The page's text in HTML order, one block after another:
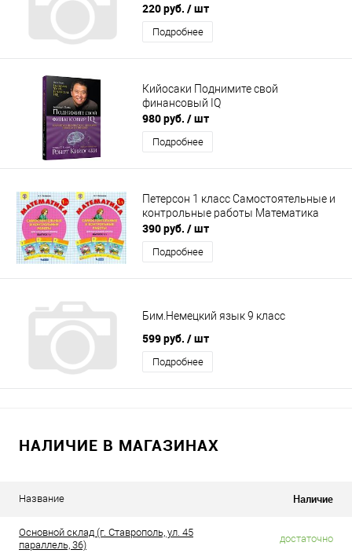
220 руб. / шт
Подробнее
Кийосаки Поднимите свой
финансовый IQ
980 руб. / шт
Подробнее
Петерсон 1 класс Самостоятельные и
контрольные работы Математика
390 руб. / шт
Подробнее
Бим.Немецкий язык 9 класс
599 руб. / шт
Подробнее
НАЛИЧИЕ В МАГАЗИНАХ
Название Наличие
Основной склад (г. Ставрополь, ул. 45
параллель, 36)
достаточно